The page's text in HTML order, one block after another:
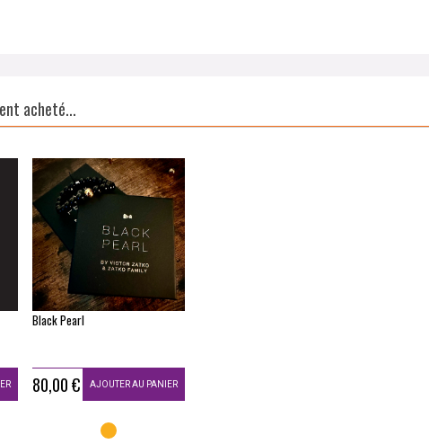
acheté...
Black Pearl
80,00 € AJOUTER AU PANIER